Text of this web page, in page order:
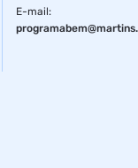
E-mail: